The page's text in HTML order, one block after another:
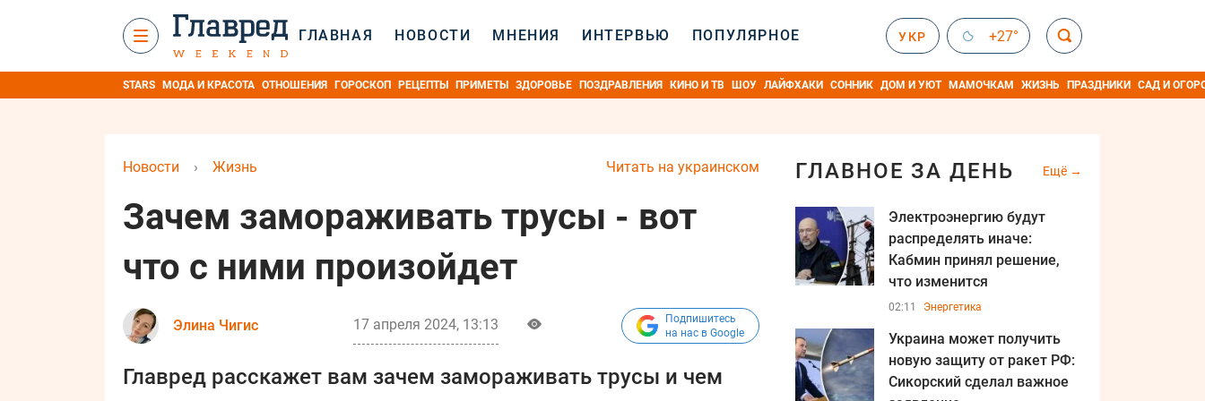
ГЛАВНАЯ НОВОСТИ МНЕНИЯ ИНТЕРВЬЮ ПОПУЛЯРНОЕ УКР +27°
STARS МОДА И КРАСОТА ОТНОШЕНИЯ ГОРОСКОП РЕЦЕПТЫ ПРИМЕТЫ ЗДОРОВЬЕ ПОЗДРАВЛЕНИЯ КИНО И ТВ ШОУ ЛАЙФХАКИ СОННИК ДОМ И УЮТ МАМОЧКАМ ЖИЗНЬ ПРАЗДНИКИ САД И
Читать на украинском
Новости › Жизнь
Зачем замораживать трусы - вот
что с ними произойдет
Элина Чигис 17 апреля 2024, 13:13
Подпишитесь
на нас в Google
Главред расскажет вам зачем замораживать трусы и чем
ГЛАВНОЕ ЗА ДЕНЬ Ещё
Электроэнергию будут
распределять иначе:
Кабмин принял решение,
что изменится
02:11 Энергетика
Украина может получить
новую защиту от ракет РФ:
Сикорский сделал важное